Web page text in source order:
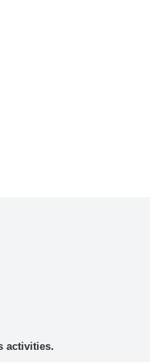
activities.